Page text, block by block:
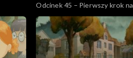
Odcinek 45 – Pierwszy krok na
lodzie